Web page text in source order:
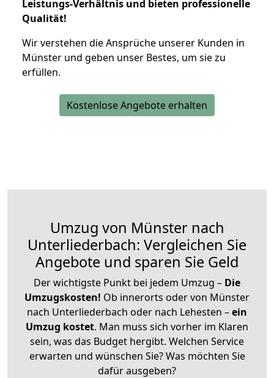
Leistungs-Verhältnis und bieten professionelle
Qualität!
Wir verstehen die Ansprüche unserer Kunden in
Münster und geben unser Bestes, um sie zu
erfüllen.
Kostenlose Angebote erhalten
Umzug von Münster nach
Unterliederbach: Vergleichen Sie
Angebote und sparen Sie Geld
Der wichtigste Punkt bei jedem Umzug – Die
Umzugskosten! Ob innerorts oder von Münster
nach Unterliederbach oder nach Lehesten –ein
Umzug kostet. Man muss sich vorher im Klaren
sein, was das Budget hergibt. Welchen Service
erwarten und wünschen Sie? Was möchten Sie
dafür ausgeben?